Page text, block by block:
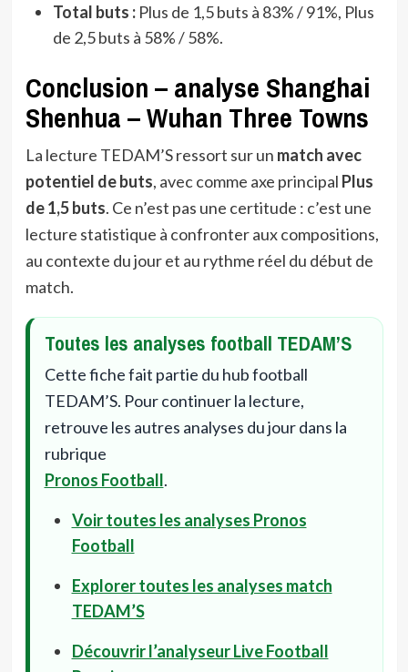
Total buts :Plus de 1,5 buts à 83% / 91%, Plus
de 2,5 buts à 58% / 58%.
Conclusion – analyse Shanghai
Shenhua – Wuhan Three Towns
La lecture TEDAM’S ressort sur un match avec
potentiel de buts, avec comme axe principal Plus
de 1,5 buts. Ce n’est pas une certitude : c’est une
lecture statistique à confronter aux compositions,
au contexte du jour et au rythme réel du début de
match.
Toutes les analyses football TEDAM’S
Cette fiche fait partie du hub football
TEDAM’S. Pour continuer la lecture,
retrouve les autres analyses du jour dans la
rubrique
Pronos Football.
Voir toutes les analyses Pronos
Football
Explorer toutes les analyses match
TEDAM’S
Découvrir l’analyseur Live Football